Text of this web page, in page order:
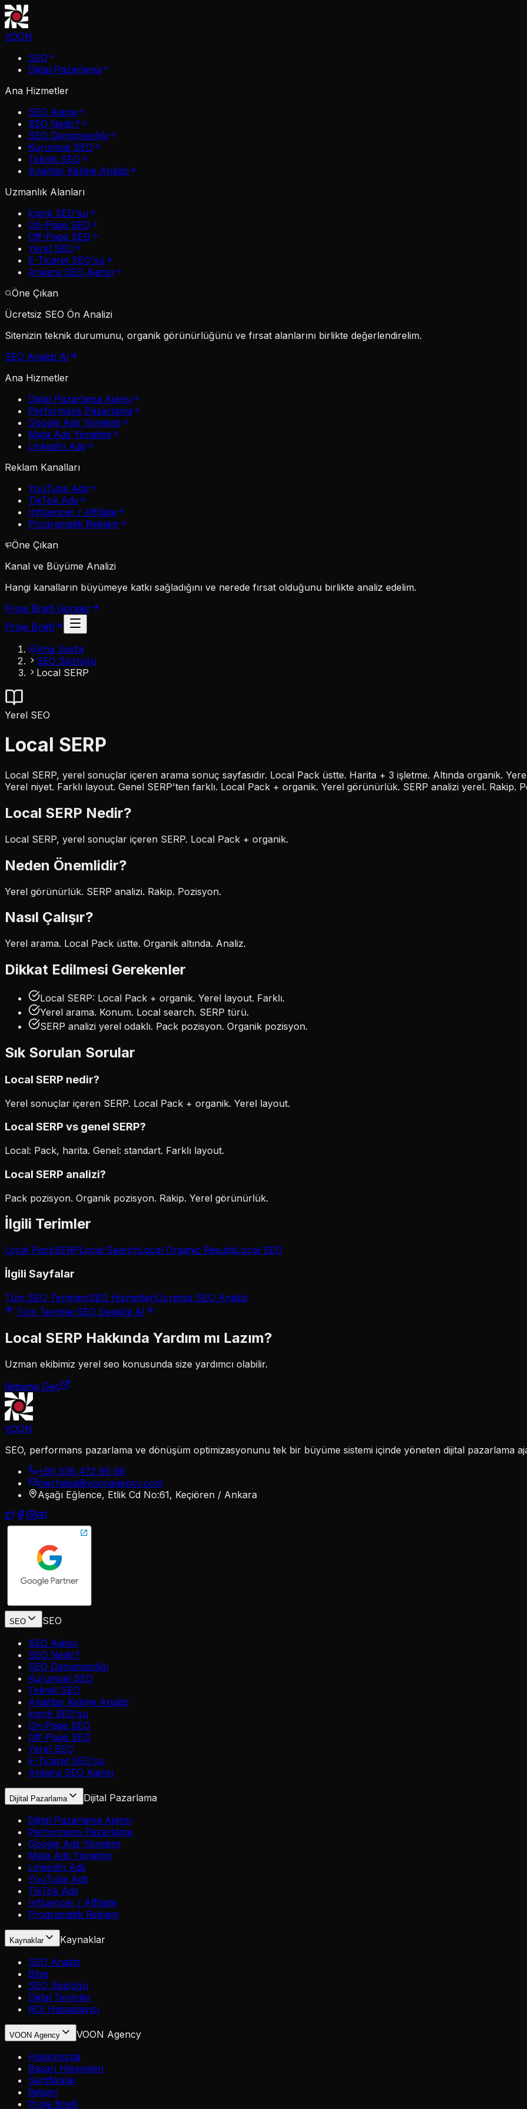
VOON
SEO
Dijital Pazarlama
Ana Hizmetler
SEO Ajansı
SEO Nedir?
SEO Danışmanlığı
Kurumsal SEO
Teknik SEO
Anahtar Kelime Analizi
Uzmanlık Alanları
İçerik SEO'su
On-Page SEO
Off-Page SEO
Yerel SEO
E-Ticaret SEO'su
Ankara SEO Ajansı
Öne Çıkan
Ücretsiz SEO Ön Analizi
Sitenizin teknik durumunu, organik görünürlüğünü ve fırsat alanlarını birlikte değerlendirelim.
SEO Analizi Al
Ana Hizmetler
Dijital Pazarlama Ajansı
Performans Pazarlama
Google Ads Yönetimi
Meta Ads Yönetimi
LinkedIn Ads
Reklam Kanalları
YouTube Ads
TikTok Ads
Influencer / Affiliate
Programatik Reklam
Öne Çıkan
Kanal ve Büyüme Analizi
Hangi kanalların büyümeye katkı sağladığını ve nerede fırsat olduğunu birlikte analiz edelim.
Proje Briefi Gönder
Proje Briefi
Ana Sayfa
SEO Sözlüğü
Local SERP
Yerel SEO
Local SERP
Local SERP, yerel sonuçlar içeren arama sonuç sayfasıdır. Local Pack üstte. Harita + 3 işletme. Altında organik.
Yerel niyet. Farklı layout. Genel SERP'ten farklı. Local Pack + organik. Yerel görünürlük. SERP analizi yerel. Rakip.
Local SERP Nedir?
Local SERP, yerel sonuçlar içeren SERP. Local Pack + organik.
Neden Önemlidir?
Yerel görünürlük. SERP analizi. Rakip. Pozisyon.
Nasıl Çalışır?
Yerel arama. Local Pack üstte. Organik altında. Analiz.
Dikkat Edilmesi Gerekenler
Local SERP: Local Pack + organik. Yerel layout. Farklı.
Yerel arama. Konum. Local search. SERP türü.
SERP analizi yerel odaklı. Pack pozisyon. Organik pozisyon.
Sık Sorulan Sorular
Local SERP nedir?
Yerel sonuçlar içeren SERP. Local Pack + organik. Yerel layout.
Local SERP vs genel SERP?
Local: Pack, harita. Genel: standart. Farklı layout.
Local SERP analizi?
Pack pozisyon. Organik pozisyon. Rakip. Yerel görünürlük.
İlgili Terimler
Local PackSERPLocal SearchLocal Organic ResultsLocal SEO
İlgili Sayfalar
Tüm SEO TerimleriSEO HizmetleriÜcretsiz SEO Analizi
Tüm TerimlerSEO Desteği Al
Local SERP Hakkında Yardım mı Lazım?
Uzman ekibimiz yerel seo konusunda size yardımcı olabilir.
İletişime Geç
VOON
SEO, performans pazarlama ve dönüşüm optimizasyonunu tek bir büyüme sistemi içinde yöneten dijital pazarlama
+90 536 472 86 66
merhaba@voonagency.com
Aşağı Eğlence, Etlik Cd No:61, Keçiören / Ankara
SEO
SEO
SEO Ajansı
SEO Nedir?
SEO Danışmanlığı
Kurumsal SEO
Teknik SEO
Anahtar Kelime Analizi
İçerik SEO'su
On-Page SEO
Off-Page SEO
Yerel SEO
E-Ticaret SEO'su
Ankara SEO Ajansı
Dijital Pazarlama
Dijital Pazarlama
Dijital Pazarlama Ajansı
Performans Pazarlama
Google Ads Yönetimi
Meta Ads Yönetimi
LinkedIn Ads
YouTube Ads
TikTok Ads
Influencer / Affiliate
Programatik Reklam
Kaynaklar
Kaynaklar
SEO Analizi
Blog
SEO Sözlüğü
Dijital Terimler
ROI Hesaplayıcı
VOON Agency
VOON Agency
Hakkımızda
Başarı Hikayeleri
Sertifikalar
İletişim
Proje Briefi